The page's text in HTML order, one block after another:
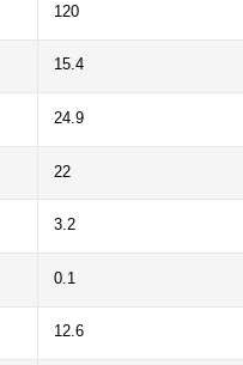
120
15.4
24.9
22
3.2
0.1
12.6